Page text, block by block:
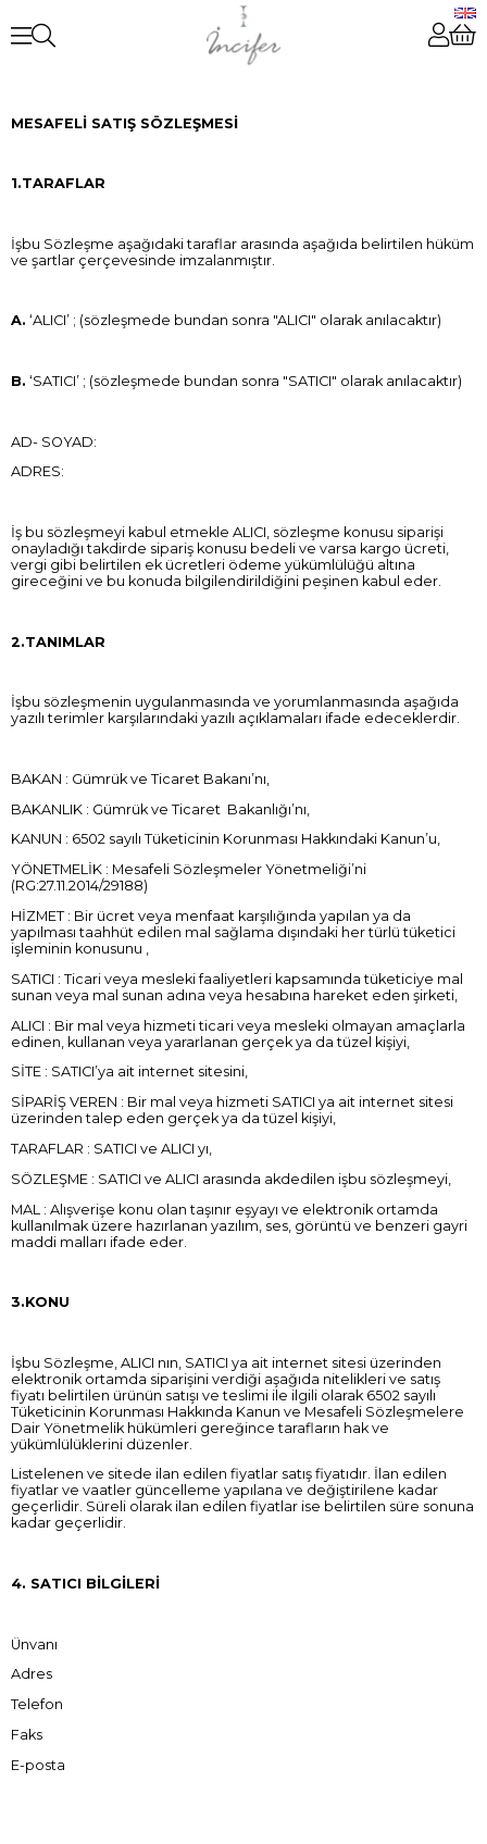
MESAFELİ SATIŞ SÖZLEŞMESİ
1.TARAFLAR
İşbu Sözleşme aşağıdaki taraflar arasında aşağıda belirtilen hüküm
ve şartlar çerçevesinde imzalanmıştır.
A. ‘ALICI’ ; (sözleşmede bundan sonra "ALICI" olarak anılacaktır)
B. ‘SATICI’ ; (sözleşmede bundan sonra "SATICI" olarak anılacaktır)
AD- SOYAD:
ADRES:
İş bu sözleşmeyi kabul etmekle ALICI, sözleşme konusu siparişi
onayladığı takdirde sipariş konusu bedeli ve varsa kargo ücreti,
vergi gibi belirtilen ek ücretleri ödeme yükümlülüğü altına
gireceğini ve bu konuda bilgilendirildiğini peşinen kabul eder.
2.TANIMLAR
İşbu sözleşmenin uygulanmasında ve yorumlanmasında aşağıda
yazılı terimler karşılarındaki yazılı açıklamaları ifade edeceklerdir.
BAKAN : Gümrük ve Ticaret Bakanı’nı,
BAKANLIK : Gümrük ve Ticaret Bakanlığı’nı,
KANUN : 6502 sayılı Tüketicinin Korunması Hakkındaki Kanun’u,
YÖNETMELİK : Mesafeli Sözleşmeler Yönetmeliği’ni
(RG:27.11.2014/29188)
HİZMET : Bir ücret veya menfaat karşılığında yapılan ya da
yapılması taahhüt edilen mal sağlama dışındaki her türlü tüketici
işleminin konusunu ,
SATICI : Ticari veya mesleki faaliyetleri kapsamında tüketiciye mal
sunan veya mal sunan adına veya hesabına hareket eden şirketi,
ALICI : Bir mal veya hizmeti ticari veya mesleki olmayan amaçlarla
edinen, kullanan veya yararlanan gerçek ya da tüzel kişiyi,
SİTE : SATICI’ya ait internet sitesini,
SİPARİŞ VEREN : Bir mal veya hizmeti SATICI ya ait internet sitesi
üzerinden talep eden gerçek ya da tüzel kişiyi,
TARAFLAR : SATICI ve ALICI yı,
SÖZLEŞME : SATICI ve ALICI arasında akdedilen işbu sözleşmeyi,
MAL : Alışverişe konu olan taşınır eşyayı ve elektronik ortamda
kullanılmak üzere hazırlanan yazılım, ses, görüntü ve benzeri gayri
maddi malları ifade eder.
3.KONU
İşbu Sözleşme, ALICI nın, SATICI ya ait internet sitesi üzerinden
elektronik ortamda siparişini verdiği aşağıda nitelikleri ve satış
fiyatı belirtilen ürünün satışı ve teslimi ile ilgili olarak 6502 sayılı
Tüketicinin Korunması Hakkında Kanun ve Mesafeli Sözleşmelere
Dair Yönetmelik hükümleri gereğince tarafların hak ve
yükümlülüklerini düzenler.
Listelenen ve sitede ilan edilen fiyatlar satış fiyatıdır. İlan edilen
fiyatlar ve vaatler güncelleme yapılana ve değiştirilene kadar
geçerlidir. Süreli olarak ilan edilen fiyatlar ise belirtilen süre sonuna
kadar geçerlidir.
4. SATICI BİLGİLERİ
Ünvanı
Adres
Telefon
Faks
E-posta